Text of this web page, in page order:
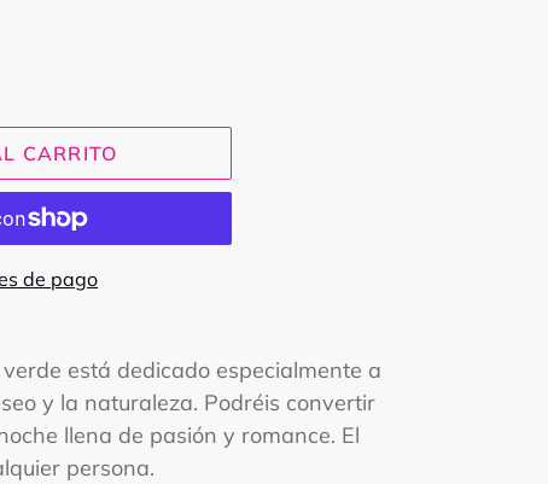
CARRITO
de pago
está dedicado especialmente a
y la naturaleza. Podréis convertir
llena de pasión y romance. El
persona.